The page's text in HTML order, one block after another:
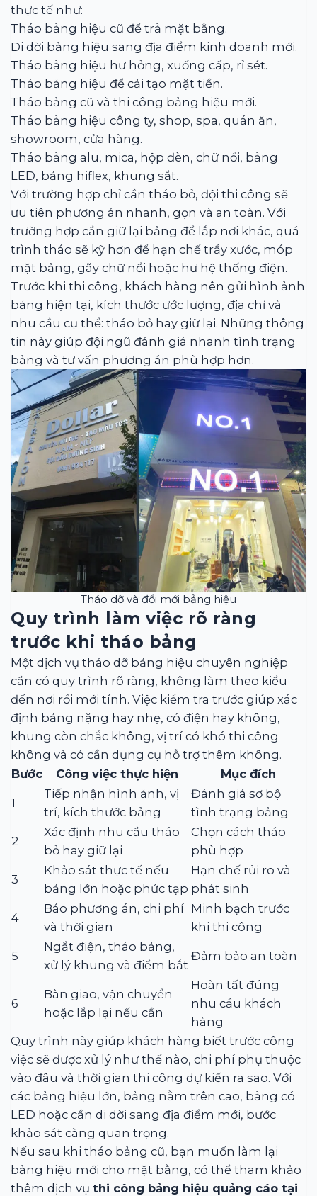
thực tế như:
Tháo bảng hiệu cũ để trả mặt bằng.
Di dời bảng hiệu sang địa điểm kinh doanh mới.
Tháo bảng hiệu hư hỏng, xuống cấp, rỉ sét.
Tháo bảng hiệu để cải tạo mặt tiền.
Tháo bảng cũ và thi công bảng hiệu mới.
Tháo bảng hiệu công ty, shop, spa, quán ăn,
showroom, cửa hàng.
Tháo bảng alu, mica, hộp đèn, chữ nổi, bảng
LED, bảng hiflex, khung sắt.
Với trường hợp chỉ cần tháo bỏ, đội thi công sẽ
ưu tiên phương án nhanh, gọn và an toàn. Với
trường hợp cần giữ lại bảng để lắp nơi khác, quá
trình tháo sẽ kỹ hơn để hạn chế trầy xước, móp
mặt bảng, gãy chữ nổi hoặc hư hệ thống điện.
Trước khi thi công, khách hàng nên gửi hình ảnh
bảng hiện tại, kích thước ước lượng, địa chỉ và
nhu cầu cụ thể: tháo bỏ hay giữ lại. Những thông
tin này giúp đội ngũ đánh giá nhanh tình trạng
bảng và tư vấn phương án phù hợp hơn.
Tháo dỡ và đổi mới bảng hiệu
Quy trình làm việc rõ ràng
trước khi tháo bảng
Một dịch vụ tháo dỡ bảng hiệu chuyên nghiệp
cần có quy trình rõ ràng, không làm theo kiểu
đến nơi rồi mới tính. Việc kiểm tra trước giúp xác
định bảng nặng hay nhẹ, có điện hay không,
khung còn chắc không, vị trí có khó thi công
không và có cần dụng cụ hỗ trợ thêm không.
Bước
Công việc thực hiện Mục đích
1
Tiếp nhận hình ảnh, vị
trí, kích thước bảng
Đánh giá sơ bộ
tình trạng bảng
2
Xác định nhu cầu tháo
bỏ hay giữ lại
Chọn cách tháo
phù hợp
3
Khảo sát thực tế nếu
bảng lớn hoặc phức tạp
Hạn chế rủi ro và
phát sinh
4
Báo phương án, chi phí
và thời gian
Minh bạch trước
khi thi công
5
Ngắt điện, tháo bảng,
xử lý khung và điểm bắt
Đảm bảo an toàn
6
Bàn giao, vận chuyển
hoặc lắp lại nếu cần
Hoàn tất đúng
nhu cầu khách
hàng
Quy trình này giúp khách hàng biết trước công
việc sẽ được xử lý như thế nào, chi phí phụ thuộc
vào đâu và thời gian thi công dự kiến ra sao. Với
các bảng hiệu lớn, bảng nằm trên cao, bảng có
LED hoặc cần di dời sang địa điểm mới, bước
khảo sát càng quan trọng.
Nếu sau khi tháo bảng cũ, bạn muốn làm lại
bảng hiệu mới cho mặt bằng, có thể tham khảo
thêm dịch vụ thi công bảng hiệu quảng cáo tại